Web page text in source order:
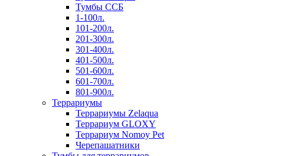
Тумбы ССБ
1-100л.
101-200л.
201-300л.
301-400л.
401-500л.
501-600л.
601-700л.
801-900л.
Террариумы
Террариумы Zelaqua
Террариум GLOXY
Террариум Nomoy Pet
Черепашатники